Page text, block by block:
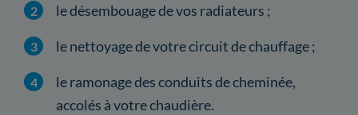
le désembouage de vos radiateurs ;
le nettoyage de votre circuit de chauffage ;
le ramonage des conduits de cheminée,
accolés à votre chaudière.